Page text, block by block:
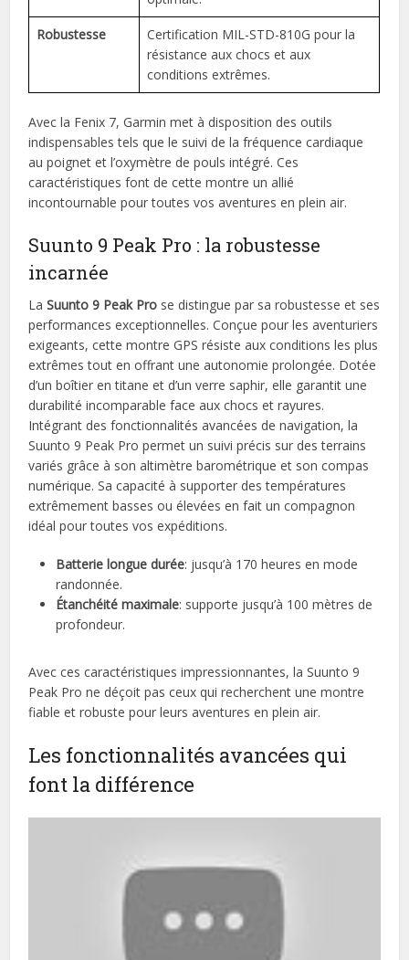
Robustesse
Certification MIL-STD-810G pour la
résistance aux chocs et aux
conditions extrêmes.
Avec la Fenix 7, Garmin met à disposition des outils
indispensables tels que le suivi de la fréquence cardiaque
au poignet et l’oxymètre de pouls intégré. Ces
caractéristiques font de cette montre un allié
incontournable pour toutes vos aventures en plein air.
Suunto 9 Peak Pro : la robustesse
incarnée
LaSuunto 9 Peak Pro se distingue par sa robustesse et ses
performances exceptionnelles. Conçue pour les aventuriers
exigeants, cette montre GPS résiste aux conditions les plus
extrêmes tout en offrant une autonomie prolongée. Dotée
d’un boîtier en titane et d’un verre saphir, elle garantit une
durabilité incomparable face aux chocs et rayures.
Intégrant des fonctionnalités avancées de navigation, la
Suunto 9 Peak Pro permet un suivi précis sur des terrains
variés grâce à son altimètre barométrique et son compas
numérique. Sa capacité à supporter des températures
extrêmement basses ou élevées en fait un compagnon
idéal pour toutes vos expéditions.
Batterie longue durée: jusqu’à 170 heures en mode
randonnée.
Étanchéité maximale: supporte jusqu’à 100 mètres de
profondeur.
Avec ces caractéristiques impressionnantes, la Suunto 9
Peak Pro ne déçoit pas ceux qui recherchent une montre
fiable et robuste pour leurs aventures en plein air.
Les fonctionnalités avancées qui
font la différence